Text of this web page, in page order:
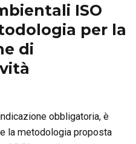
ISO
per la
di
obbligatoria, è
la metodologia proposta